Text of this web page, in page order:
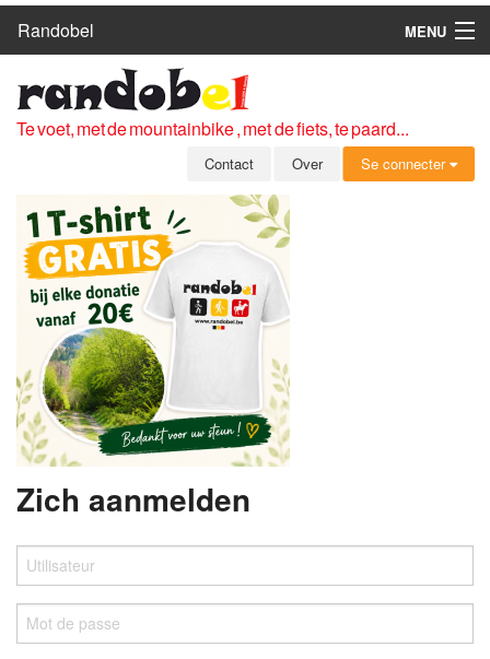
Randobel
MENU
ROUTES
CLUBS
OVER
LEDEN
ZICH AANMELDEN
GRATIS REGISTRATIE
WACHTWOORD VERGETEN
Te voet, met de mountainbike , met de fiets, te paard...
Contact Over Se connecter
Zich aanmelden